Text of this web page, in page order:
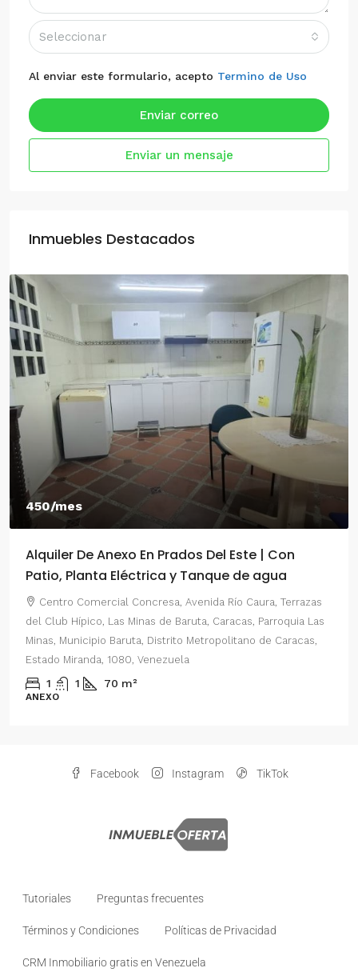
Seleccionar
Al enviar este formulario, acepto Termino de Uso
Enviar correo
Enviar un mensaje
Inmuebles Destacados
Las
550/mes
Alquiler De Anexo En Prados Del Este
2 Habitaciones
Centro Comercial Concresa, Avenida Principal de
del Este, Prados del Este, Sector: Prado del Este,
Parroquia Nuestra Señora del Rosario, Municipio
Distrito Metropolitano de Caracas, Estado Miranda,
Venezuela